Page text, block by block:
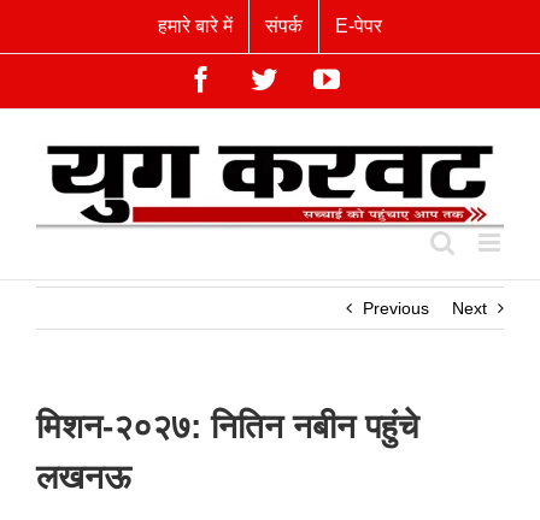
हमारे बारे में संपर्क E-पेपर
Facebook
TwitterYouTube
Previous Next
मिशन-२०२७: नितिन नबीन पहुंचे
लखनऊ